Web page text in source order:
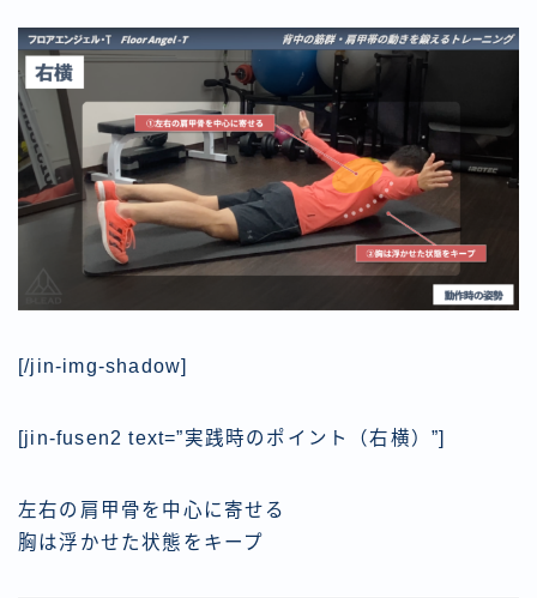
[/jin-img-shadow]
[jin-fusen2 text=”実践時のポイント（右横）”]
左右の肩甲骨を中心に寄せる
胸は浮かせた状態をキープ